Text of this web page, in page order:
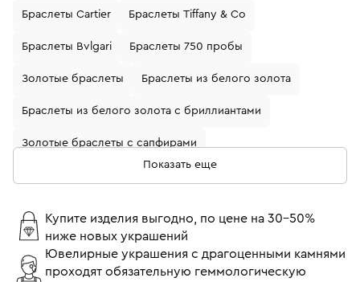
Браслеты Cartier Браслеты Tiffany & Co
Браслеты Bvlgari Браслеты 750 пробы
Золотые браслеты Браслеты из белого золота
Браслеты из белого золота с бриллиантами
Золотые браслеты с сапфирами
Браслеты с бриллиантами Браслеты с сапфирами
Золотые браслеты с жемчугом
Показать еще
Купите изделия выгодно, по цене на 30-50%
ниже новых украшений
Ювелирные украшения с драгоценными камнями
проходят обязательную геммологическую